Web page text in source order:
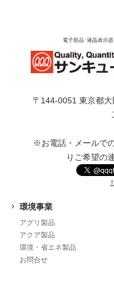
電子部品･液晶表示
〒144-0051 東京都
※お電話・メールで
りご希望の
環境事業
アグリ製品
アクア製品
環境・省エネ製品
お問合せ